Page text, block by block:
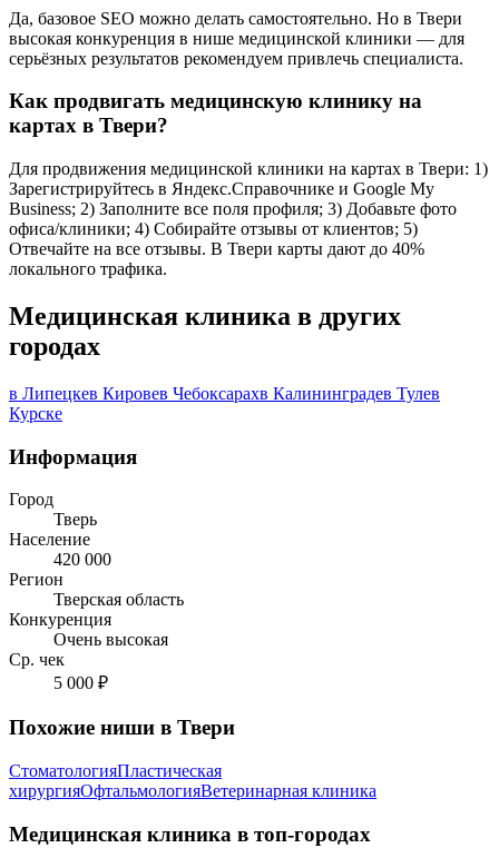
Да, базовое SEO можно делать самостоятельно. Но в Твери
высокая конкуренция в нише медицинской клиники — для
серьёзных результатов рекомендуем привлечь специалиста.
Как продвигать медицинскую клинику на
картах в Твери?
Для продвижения медицинской клиники на картах в Твери: 1)
Зарегистрируйтесь в Яндекс.Справочнике и Google My
Business; 2) Заполните все поля профиля; 3) Добавьте фото
офиса/клиники; 4) Собирайте отзывы от клиентов; 5)
Отвечайте на все отзывы. В Твери карты дают до 40%
локального трафика.
Медицинская клиника в других
городах
в Липецкев Кировев Чебоксарахв Калининградев Тулев
Курске
Информация
Город
Тверь
Население
420 000
Регион
Тверская область
Конкуренция
Очень высокая
Ср. чек
5 000 ₽
Похожие ниши в Твери
СтоматологияПластическая
хирургияОфтальмологияВетеринарная клиника
Медицинская клиника в топ-городах